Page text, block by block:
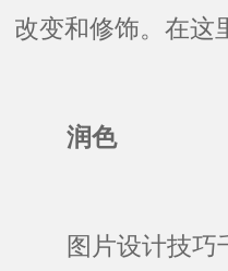
改变和修饰。在这
润色
图片设计技巧千